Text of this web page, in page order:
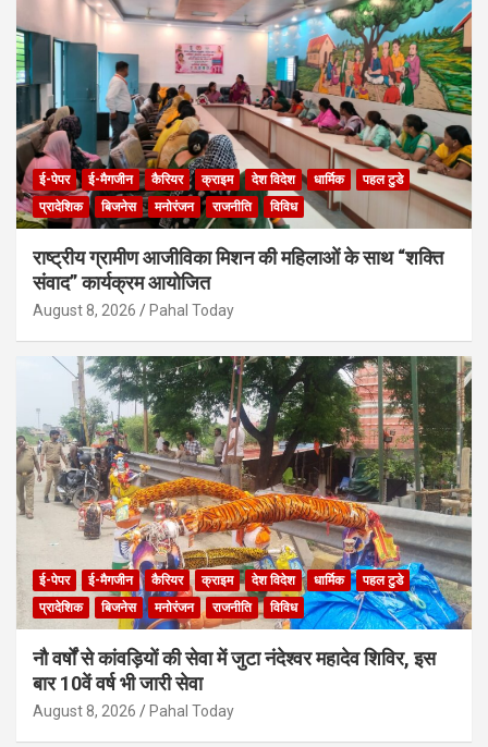
ई-पेपर ई-मैगजीन कैरियर क्राइम देश विदेश धार्मिक
पहल टुडे
प्रादेशिक
बिजनेस मनोरंजन राजनीति विविध
राष्ट्रीय ग्रामीण आजीविका मिशन की महिलाओं के साथ “शक्ति
संवाद” कार्यक्रम आयोजित
August 8, 2026 Pahal Today
ई-पेपर ई-मैगजीन कैरियर क्राइम देश विदेश धार्मिक
पहल टुडे
प्रादेशिक
बिजनेस मनोरंजन राजनीति विविध
नौ वर्षों से कांवड़ियों की सेवा में जुटा नंदेश्वर महादेव शिविर, इस
बार 10वें वर्ष भी जारी सेवा
August 8, 2026 Pahal Today